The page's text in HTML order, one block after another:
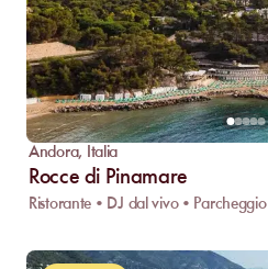
Andora, Italia
Rocce di Pinamare
Ristorante • DJ dal vivo • Parcheggio